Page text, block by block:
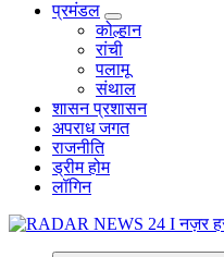
प्रमंडल
कोल्हान
रांची
पलामू
संथाल
शासन प्रशासन
अपराध जगत
राजनीति
ड्रीम होम
लॉगिन